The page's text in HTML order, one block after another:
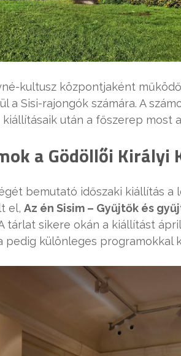
kultusz központjaként működő
a Sisi-rajongók számára. A
után a főszerep most
a Gödöllői Királyi
bemutató időszaki kiállítás a
el, Az én Sisim – Gyűjtők és
tárlat sikere okán a kiállítást
pedig különleges programokkal